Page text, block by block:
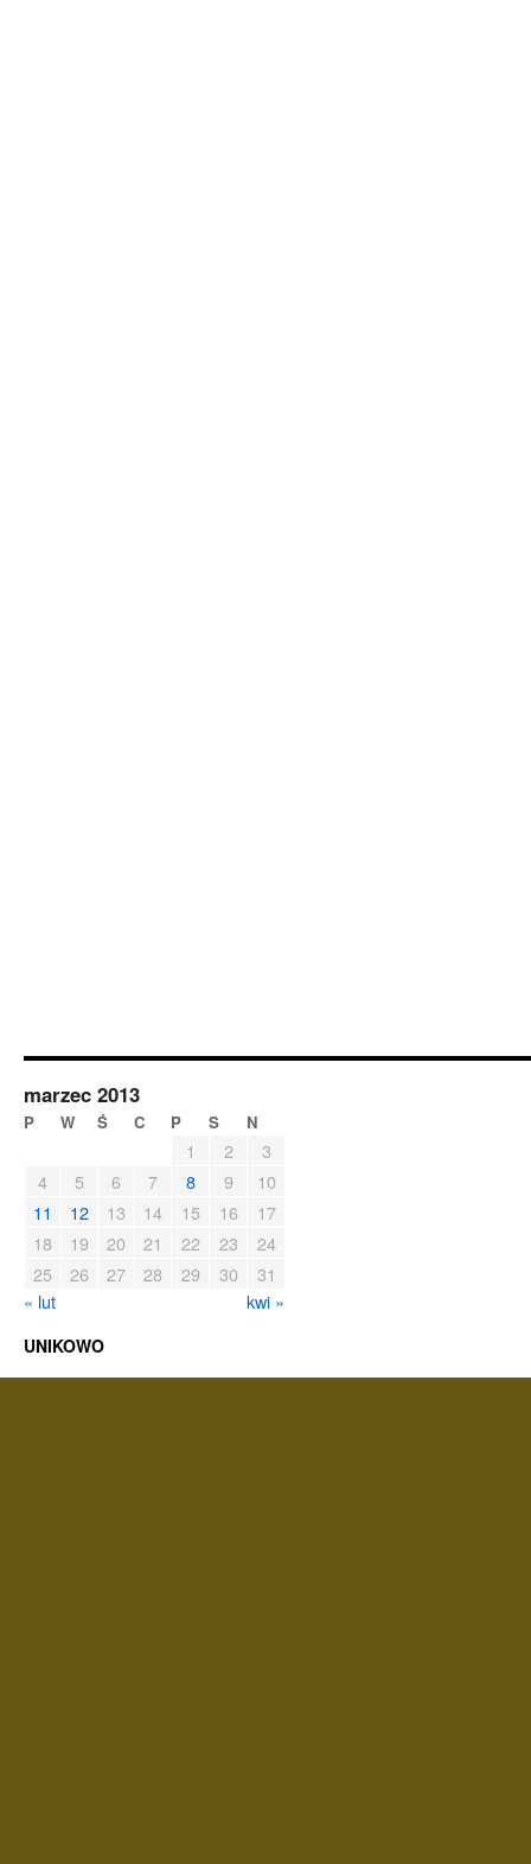
marzec 2013
P W Ś C P S N
1 2
3
4
5 6 7 8 9
10
11
12 13 14 15 16
17
18
19 20 21 22 23
24
25
26 27 28 29 30
31
« lut
kwi »
UNIKOWO